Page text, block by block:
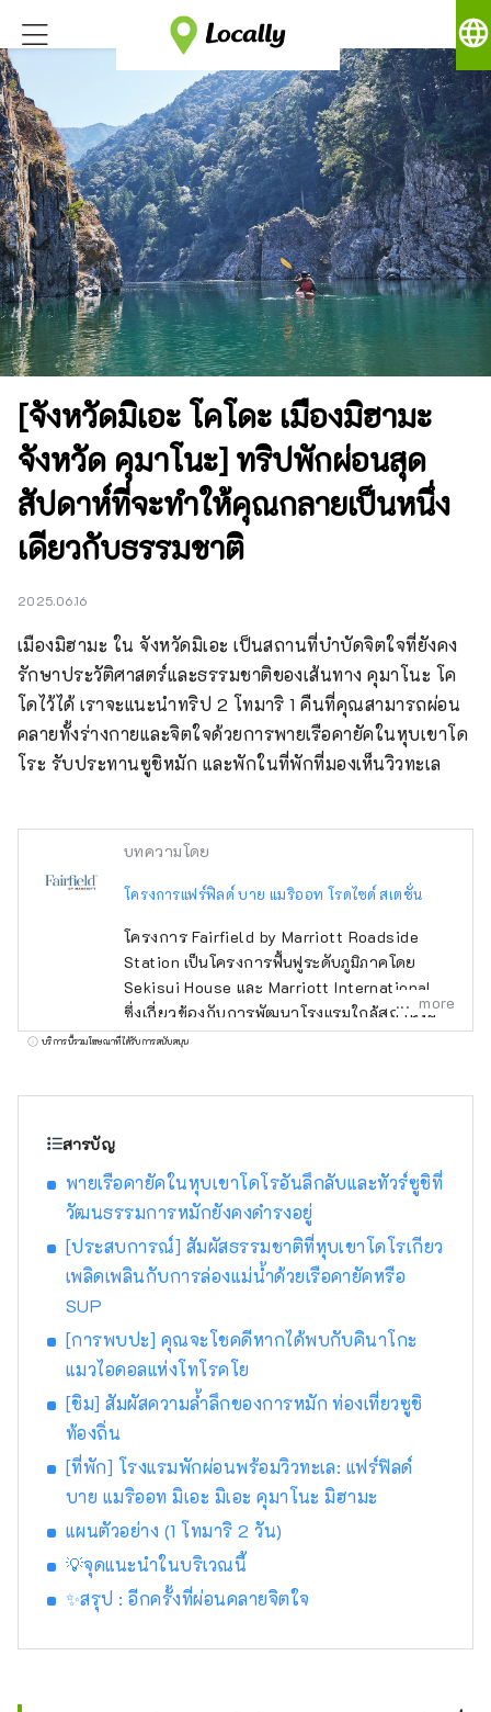
language
[จังหวัดมิเอะ โคโดะ เมืองมิฮามะ
จังหวัด คุมาโนะ] ทริปพักผ่อนสุด
สัปดาห์ที่จะทำให้คุณกลายเป็นหนึ่ง
เดียวกับธรรมชาติ
2025.06.16
เมืองมิฮามะ ใน จังหวัดมิเอะ เป็นสถานที่บำบัดจิตใจที่ยังคง
รักษาประวัติศาสตร์และธรรมชาติของเส้นทาง คุมาโนะ โค
โดไว้ได้ เราจะแนะนำทริป 2 โทมาริ 1 คืนที่คุณสามารถผ่อน
คลายทั้งร่างกายและจิตใจด้วยการพายเรือคายัคในหุบเขาโด
โระ รับประทานซูชิหมัก และพักในที่พักที่มองเห็นวิวทะเล
บทความโดย
โครงการแฟร์ฟิลด์ บาย แมริออท โรดไซด์ สเตชั่น
โครงการ Fairfield by Marriott Roadside
Station เป็นโครงการฟื้นฟูระดับภูมิภาคโดย
Sekisui House และ Marriott International
ซึ่งเกี่ยวข้องกับการพัฒนาโรงแรมใกล้สถานีริม
ถนนทั่วประเทศ ตั้งแต่ฮอกไกโดไปจนถึงคิวชู เรา
ความคุ้นเคยกับพื้นที่นั้นๆ และจะแนะนำข้อมูลตาม
ฤดูกาลและสถานที่ท่องเที่ยวที่เป็นเอกลักษณ์ของ
พื้นที่นั้นๆ ห้องพักของแขกตกแต่งอย่างเรียบง่าย
และเงียบสงบ มีเตียง Simmons นุ่มสบาย และ
ไมโครเวฟ เตาอบปิ้งขนมปัง เครื่องชงกาแฟ ชา
ญี่ปุ่น และซุปมิโซะ พักผ่อนในห้องพักและ
เพลิดเพลินไปกับสินค้าที่ซื้อจากจุดบริการริมถนน
ซูเปอร์มาร์เก็ตในท้องถิ่น โรงกลั่นไวน์ และโรง
กับพื้นที่จนพอใจแล้ว ให้ใช้เวลาพักผ่อนที่โรงแรม
สักพัก เหมือนกับว่าคุณได้กลับมาถึงบ้าน พร้อม
Wi-Fi ความเร็วสูงฟรี และโต๊ะที่มีปลั๊กไฟ เหมาะ
สำหรับการทำงานเป็นอย่างยิ่ง เพลิดเพลินไปกับ
รูปแบบการเดินทางใหม่ที่ให้คุณสามารถท่อง
เที่ยวไปทั่วญี่ปุ่นได้อย่างอิสระ พร้อมสัมผัสกับ
more
บริการนี้รวมโฆษณาที่ได้รับการสนับสนุน
สารบัญ
พายเรือคายัคในหุบเขาโดโรอันลึกลับและทัวร์ซูชิที่
วัฒนธรรมการหมักยังคงดำรงอยู่
[ประสบการณ์] สัมผัสธรรมชาติที่หุบเขาโดโรเกียว
เพลิดเพลินกับการล่องแม่น้ำด้วยเรือคายัคหรือ
SUP
[การพบปะ] คุณจะโชคดีหากได้พบกับคินาโกะ
แมวไอดอลแห่งโทโรคโย
[ชิม] สัมผัสความล้ำลึกของการหมัก ท่องเที่ยวซูชิ
ท้องถิ่น
[ที่พัก] โรงแรมพักผ่อนพร้อมวิวทะเล: แฟร์ฟิลด์
บาย แมริออท มิเอะ มิเอะ คุมาโนะ มิฮามะ
แผนตัวอย่าง (1 โทมาริ 2 วัน)
💡จุดแนะนำในบริเวณนี้
✨สรุป : อีกครั้งที่ผ่อนคลายจิตใจ